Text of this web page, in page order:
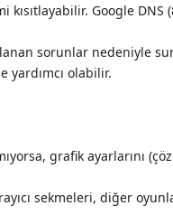
Google DNS
sorunlar nedeniyle
yardımcı olabilir.
grafik ayarlarını
sekmeleri, diğer